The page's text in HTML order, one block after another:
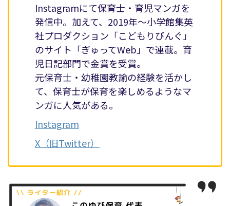
Instagramにて保育士・育児マンガを
発信中。加えて、2019年〜小学館集英
社プロダクション「こどもりびんぐ」
のサイト「ぎゅってWeb」で連載。育
児日記部門で金賞を受賞。
元保育士・幼稚園教諭の経験を活かし
て、保育士が保育を楽しめるようなマ
ンガに人気がある。
Instagram
X（旧Twitter）